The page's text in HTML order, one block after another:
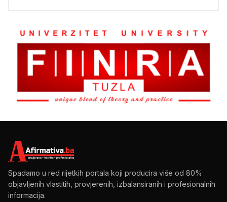
Spadamo u red rijetkih portala koji producira više od 80%
objavljenih vlastitih, provjerenih, izbalansiranih i profesionalnih
informacija.